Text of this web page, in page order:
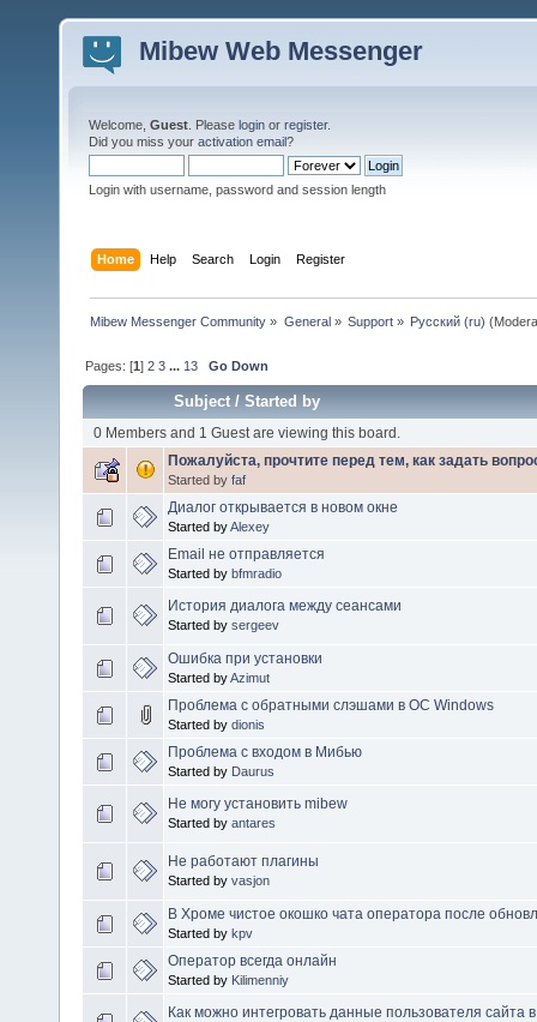
Mibew Web Messenger
Welcome, Guest . Please login or register.
Did you miss your activation email?
Login with username, password and session length
Home Help Search Login Register
Mibew Messenger Community » General» Support» Русский (ru)
Pages: [1]2 3 ... 13 Go Down
Subject/Started by
0 Members and 1 Guest are viewing this board.
Пожалуйста, прочтите перед тем, как задать
Started by faf
Диалог открывается в новом окне
Started byAlexey
Email не отправляется
Started by bfmradio
История диалога между сеансами
Started by sergeev
Ошибка при установки
Started byAzimut
Проблема с обратными слэшами в ОС Windows
Started by dionis
Проблема с входом в Мибью
Started by Daurus
Не могу установить mibew
Started by antares
Не работают плагины
Started by vasjon
В Хроме чистое окошко чата оператора после
Started by kpv
Оператор всегда онлайн
Started by Kilimenniy
Как можно интегровать данные пользователя сайта